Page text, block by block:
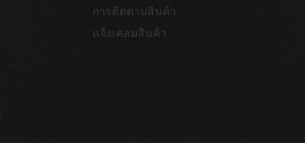
การติดตามสินค้า
แจ้งเคลมสินค้า